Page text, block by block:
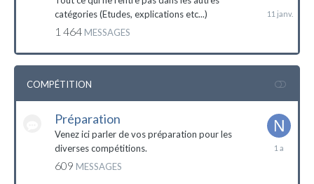
catégories (Etudes, explications etc...)
1 464 MESSAGES
COMPÉTITION
Préparation
Venez ici parler de vos préparation pour les
diverses compétitions.
609 MESSAGES
14